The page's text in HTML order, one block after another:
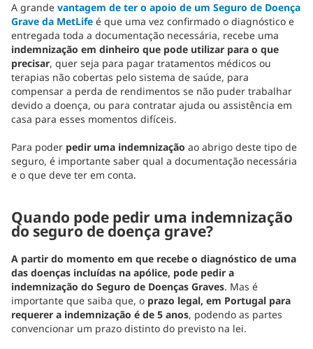
A grande vantagem de ter o apoio de um Seguro de Doença
Grave da MetLife é que uma vez confirmado o diagnóstico e
entregada toda a documentação necessária, recebe uma
indemnização em dinheiro que pode utilizar para o que
precisar, quer seja para pagar tratamentos médicos ou
terapias não cobertas pelo sistema de saúde, para
compensar a perda de rendimentos se não puder trabalhar
devido a doença, ou para contratar ajuda ou assistência em
casa para esses momentos difíceis.
Para poder pedir uma indemnização ao abrigo deste tipo de
seguro, é importante saber qual a documentação necessária
e o que deve ter em conta.
Quando pode pedir uma indemnização
do seguro de doença grave?
A partir do momento em que recebe o diagnóstico de uma
das doenças incluídas na apólice, pode pedir a
indemnização do Seguro de Doenças Graves. Mas é
importante que saiba que, o prazo legal, em Portugal para
requerer a indemnização é de 5 anos, podendo as partes
convencionar um prazo distinto do previsto na lei.